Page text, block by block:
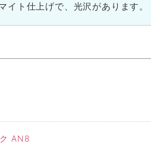
イト仕上げで、光沢があります。
AN8